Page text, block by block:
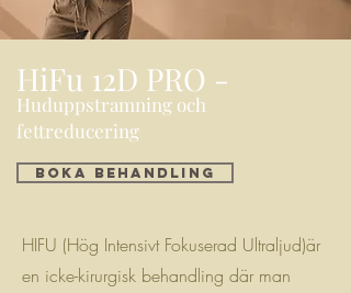
HiFu 12D PRO -
Huduppstramning och
fettreducering
BOKA BEHANDLING
HIFU (Hög Intensivt Fokuserad Ultraljud)är
en icke-kirurgisk behandling där man